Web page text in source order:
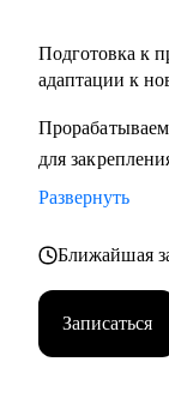
Подготовка к
адаптации к
для
Развернуть
Ближайшая
Записаться